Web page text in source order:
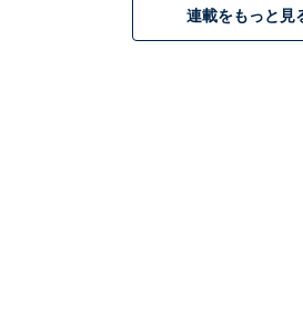
NHK『あさイチ』をはじめとした
し、経験に基づいた実践型のフリ
連載をもっと見